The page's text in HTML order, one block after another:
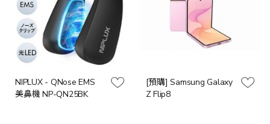
NIPLUX - QNose EMS
美鼻機 NP-QN25BK
[預購] Samsung Galaxy
Z Flip8